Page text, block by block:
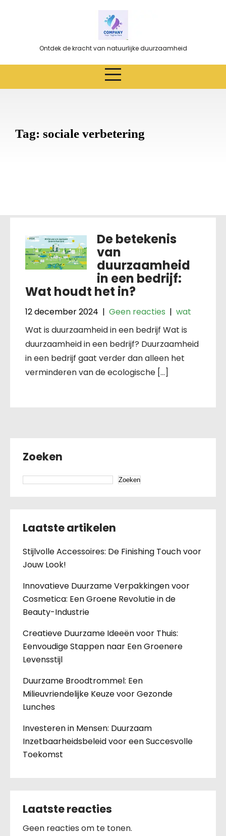
Ontdek de kracht van natuurlijke duurzaamheid
Tag: sociale verbetering
De betekenis
van
duurzaamheid
in een bedrijf:
Wat houdt het in?
12 december 2024 | Geen reacties | wat
Wat is duurzaamheid in een bedrijf Wat is
duurzaamheid in een bedrijf? Duurzaamheid
in een bedrijf gaat verder dan alleen het
verminderen van de ecologische […]
Zoeken
Zoeken
Laatste artikelen
Stijlvolle Accessoires: De Finishing Touch voor
Jouw Look!
Innovatieve Duurzame Verpakkingen voor
Cosmetica: Een Groene Revolutie in de
Beauty-Industrie
Creatieve Duurzame Ideeën voor Thuis:
Eenvoudige Stappen naar Een Groenere
Levensstijl
Duurzame Broodtrommel: Een
Milieuvriendelijke Keuze voor Gezonde
Lunches
Investeren in Mensen: Duurzaam
Inzetbaarheidsbeleid voor een Succesvolle
Toekomst
Laatste reacties
Geen reacties om te tonen.